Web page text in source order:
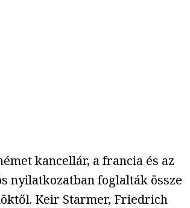
kancellár, a francia és az
nyilatkozatban foglalták össze
Keir Starmer, Friedrich